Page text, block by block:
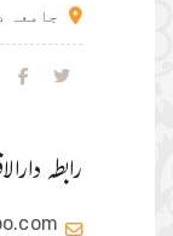
جامعہ
رابطہ